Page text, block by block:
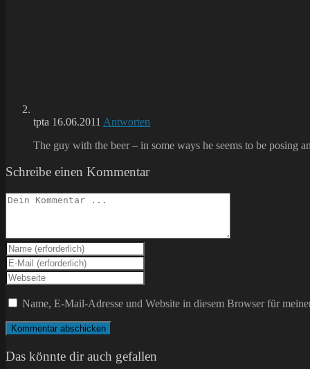
tpta 16.06.2011 Antworten
The guy with the beer – in some ways he seems to be posing
Schreibe einen Kommentar
Kommentieren
Gib
deinen
Namen
oder
Benutzernamen
zum
Kommentieren
ein
Gib
deine
E-
Mail-
Adresse
zum
Kommentieren
Gib
deine
Website-
ein
(optional)
Name, E-Mail-Adresse und Website in diesem Browser für
Das könnte dir auch gefallen